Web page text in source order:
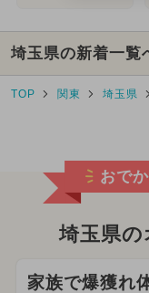
埼玉県の新着一覧
TOP 関東 埼玉県
おで
埼玉県
家族で爆獲れ